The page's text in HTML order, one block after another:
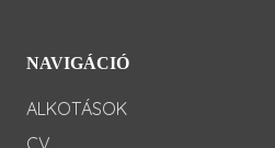
NAVIGÁCIÓ
ALKOTÁSOK